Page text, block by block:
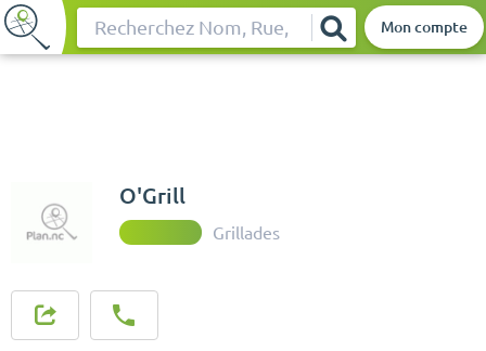
Rechercher Mon compte
O'Grill
Grillades